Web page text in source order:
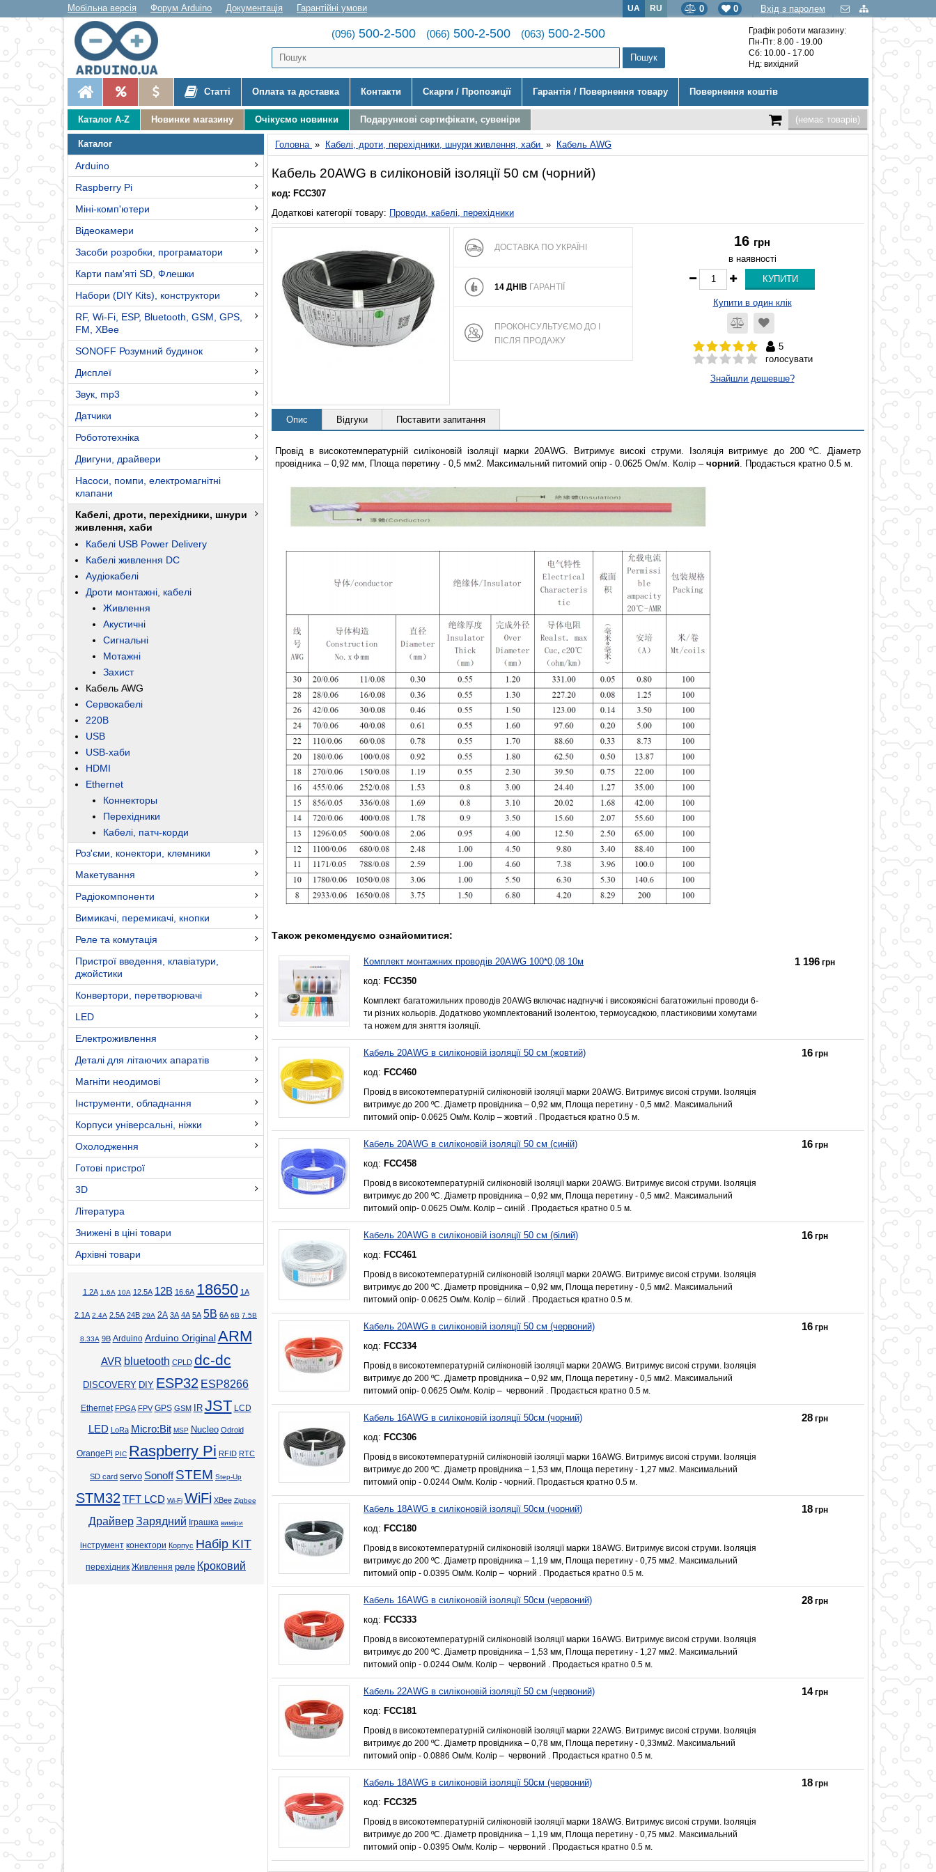
Мобільна версія Форум Arduino Документація Гарантійні умови Вхід з паролем
0
0
UA RU
(096) 500-2-500 (066) 500-2-500 (063) 500-2-500
Графік роботи магазину:
Пн-Пт: 8.00 - 19.00
Сб: 10.00 - 17.00
Нд: вихідний
Статті Оплата та доставка Контакти Скарги / Пропозиції Гарантія / Повернення товару Повернення коштів
Каталог A-Z Новинки магазину Очікуємо новинки Подарункові сертифікати, сувеніри (немає товарів)
Каталог
Arduino
Raspberry Pi
Міні-комп'ютери
Відеокамери
Засоби розробки, програматори
Карти пам'яті SD, Флешки
Набори (DIY Kits), конструктори
RF, Wi-Fi, ESP, Bluetooth, GSM, GPS,
FM, XBee
SONOFF Розумний будинок
Дисплеї
Звук, mp3
Датчики
Робототехніка
Двигуни, драйвери
Насоси, помпи, електромагнітні
клапани
Кабелі, дроти, перехідники, шнури
живлення, хаби
Кабелі USB Power Delivery
Кабелі живлення DC
Аудіокабелі
Дроти монтажні, кабелі
Живлення
Акустичні
Сигнальні
Мотажні
Захист
Кабель AWG
Сервокабелі
220В
USB
USB-хаби
HDMI
Ethernet
Коннекторы
Перехідники
Кабелі, патч-корди
Роз'єми, конектори, клемники
Макетування
Радіокомпоненти
Вимикачі, перемикачі, кнопки
Реле та комутація
Пристрої введення, клавіатури,
джойстики
Конвертори, перетворювачі
LED
Електроживлення
Деталі для літаючих апаратів
Магніти неодимові
Інструменти, обладнання
Корпуси універсальні, ніжки
Охолодження
Готові пристрої
3D
Література
Знижені в ціні товари
Архівні товари
1.2А 1.6А 10А 12.5А 12В 16.6А 18650 1А
2.1А 2.4А 2.5А 24В 29А 2А 3А 4А 5А 5В 6А 6В 7.5В
8.33А 9В Arduino Arduino Original ARM
AVR bluetooth CPLD dc-dc
DISCOVERY DIY ESP32 ESP8266
Ethernet FPGA FPV GPS GSM IR JST LCD
LED LoRa Micro:Bit MSP Nucleo Odroid
OrangePi PIC Raspberry Pi RFID RTC
SD card servo Sonoff STEM Step-Up
STM32 TFT LCD Wi-Fi WiFi XBee Zigbee
ДрайверЗарядний Іграшка виміри
інструмент конектори Корпус Набір KIT
перехідник Живлення реле Кроковий
Головна » Кабелі, дроти, перехідники, шнури живлення, хаби » Кабель AWG
Кабель 20AWG в силіконовій ізоляції 50 см (чорний)
код: FCC307
Додаткові категорії товару: Проводи, кабелі, перехідники
ДОСТАВКА ПО УКРАЇНІ
14 ДНІВ ГАРАНТІЇ
ПРОКОНСУЛЬТУЄМО ДО І
ПІСЛЯ ПРОДАЖУ
16 грн
в наявності
Купити в один клік
5
голосувати
Знайшли дешевше?
Опис Відгуки Поставити запитання
Провід в високотемпературній силіконовій ізоляції марки 20AWG. Витримує високі струми. Ізоляція витримує до 200 ºС. Діаметр
провідника – 0,92 мм, Площа перетину - 0,5 мм2. Максимальний питомий опір - 0.0625 Ом/м. Колір – чорний Продається кратно 0.5 м.
Також рекомендуємо ознайомитися:
Комплект монтажних проводів 20AWG 100*0,08 10м
код: FCC350
Комплект багатожильних проводів 20AWG включає надгнучкі і високоякісні багатожильні проводи 6-
ти різних кольорів. Додатково укомплектований ізолентою, термоусадкою, пластиковими хомутами
та ножем для зняття ізоляції.
1 196 грн
Кабель 20AWG в силіконовій ізоляції 50 см (жовтий)
код: FCC460
Провід в високотемпературній силіконовій ізоляції марки 20AWG. Витримує високі струми. Ізоляція
витримує до 200 ºС. Діаметр провідника – 0,92 мм, Площа перетину - 0,5 мм2. Максимальний
питомий опір- 0.0625 Ом/м. Колір – жовтий . Продається кратно 0.5 м.
16 грн
Кабель 20AWG в силіконовій ізоляції 50 см (синій)
код: FCC458
Провід в високотемпературній силіконовій ізоляції марки 20AWG. Витримує високі струми. Ізоляція
витримує до 200 ºС. Діаметр провідника – 0,92 мм, Площа перетину - 0,5 мм2. Максимальний
питомий опір- 0.0625 Ом/м. Колір – синій . Продається кратно 0.5 м.
16 грн
Кабель 20AWG в силіконовій ізоляції 50 см (білий)
код: FCC461
Провід в високотемпературній силіконовій ізоляції марки 20AWG. Витримує високі струми. Ізоляція
витримує до 200 ºС. Діаметр провідника – 0,92 мм, Площа перетину - 0,5 мм2. Максимальний
питомий опір- 0.0625 Ом/м. Колір – білий . Продається кратно 0.5 м.
16 грн
Кабель 20AWG в силіконовій ізоляції 50 см (червоний)
код: FCC334
Провід в високотемпературній силіконовій ізоляції марки 20AWG. Витримує високі струми. Ізоляція
витримує до 200 ºС. Діаметр провідника – 0,92 мм, Площа перетину - 0,5 мм2. Максимальний
питомий опір- 0.0625 Ом/м. Колір – червоний . Продається кратно 0.5 м.
16 грн
Кабель 16AWG в силіконовій ізоляції 50см (чорний)
код: FCC306
Провід в високотемпературній силіконовій ізоляції марки 16AWG. Витримує високі струми. Ізоляція
витримує до 200 ºС. Діаметр провідника – 1,53 мм, Площа перетину - 1,27 мм2. Максимальний
питомий опір - 0.0244 Ом/м. Колір - чорний. Продається кратно 0.5 м.
28 грн
Кабель 18AWG в силіконовій ізоляції 50см (чорний)
код: FCC180
Провід в високотемпературній силіконовій ізоляції марки 18AWG. Витримує високі струми. Ізоляція
витримує до 200 ºС. Діаметр провідника – 1,19 мм, Площа перетину - 0,75 мм2. Максимальний
питомий опір - 0.0395 Ом/м. Колір – чорний . Продається кратно 0.5 м.
18 грн
Кабель 16AWG в силіконовій ізоляції 50см (червоний)
код: FCC333
Провід в високотемпературній силіконовій ізоляції марки 16AWG. Витримує високі струми. Ізоляція
витримує до 200 ºС. Діаметр провідника – 1,53 мм, Площа перетину - 1,27 мм2. Максимальний
питомий опір - 0.0244 Ом/м. Колір – червоний . Продається кратно 0.5 м.
28 грн
Кабель 22AWG в силіконовій ізоляції 50 см (червоний)
код: FCC181
Провід в високотемпературній силіконовій ізоляції марки 22AWG. Витримує високі струми. Ізоляція
витримує до 200 ºС. Діаметр провідника – 0,78 мм, Площа перетину - 0,33мм2. Максимальний
питомий опір - 0.0886 Ом/м. Колір – червоний . Продається кратно 0.5 м.
14грн
Кабель 18AWG в силіконовій ізоляції 50см (червоний)
код: FCC325
Провід в високотемпературній силіконовій ізоляції марки 18AWG. Витримує високі струми. Ізоляція
витримує до 200 ºС. Діаметр провідника – 1,19 мм, Площа перетину - 0,75 мм2. Максимальний
питомий опір - 0.0395 Ом/м. Колір – червоний . Продається кратно 0.5 м.
18 грн